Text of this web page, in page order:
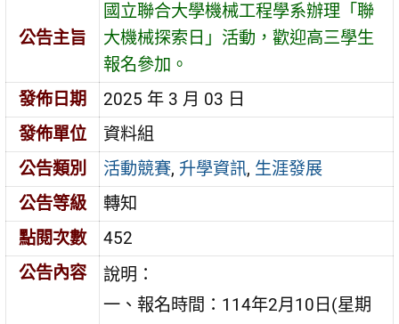
公告主旨
國立聯合大學機械工程學系辦理「聯
大機械探索日」活動，歡迎高三學生
報名參加。
發佈日期
2025 年 3 月 03 日
發佈單位
資料組
公告類別
活動競賽, 升學資訊, 生涯發展
公告等級
轉知
點閱次數
452
公告內容
說明：
一、報名時間：114年2月10日(星期